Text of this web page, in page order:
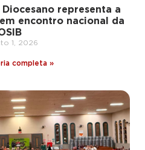
representa a
encontro nacional da
1, 2026
completa »